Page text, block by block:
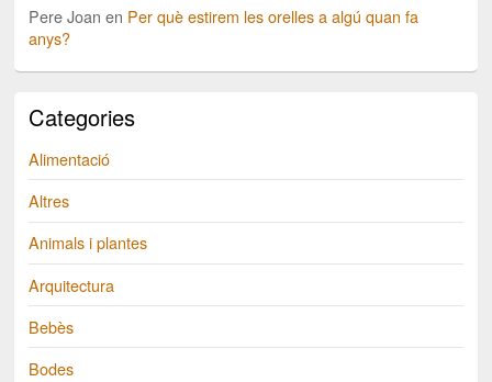
Pere Joan en Per què estirem les orelles a algú quan fa
anys?
Categories
Alimentació
Altres
Animals i plantes
Arquitectura
Bebès
Bodes